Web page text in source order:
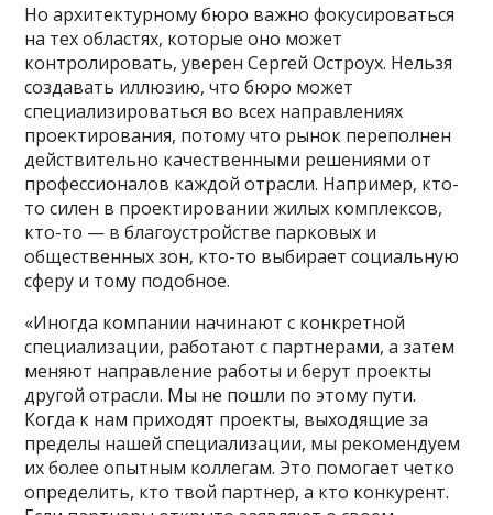
Но архитектурному бюро важно фокусироваться
на тех областях, которые оно может
контролировать, уверен Сергей Остроух. Нельзя
создавать иллюзию, что бюро может
специализироваться во всех направлениях
проектирования, потому что рынок переполнен
действительно качественными решениями от
профессионалов каждой отрасли. Например, кто-
то силен в проектировании жилых комплексов,
кто-то — в благоустройстве парковых и
общественных зон, кто-то выбирает социальную
сферу и тому подобное.
«Иногда компании начинают с конкретной
специализации, работают с партнерами, а затем
меняют направление работы и берут проекты
другой отрасли. Мы не пошли по этому пути.
Когда к нам приходят проекты, выходящие за
пределы нашей специализации, мы рекомендуем
их более опытным коллегам. Это помогает четко
определить, кто твой партнер, а кто конкурент.